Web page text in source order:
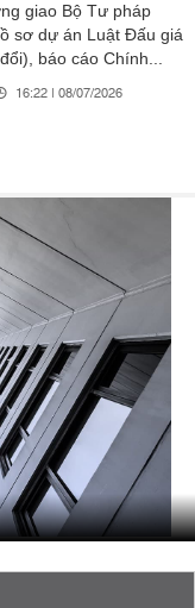
giao Bộ Tư pháp
sơ dự án Luật Đấu giá
báo cáo Chính...
16:22 | 08/07/2026